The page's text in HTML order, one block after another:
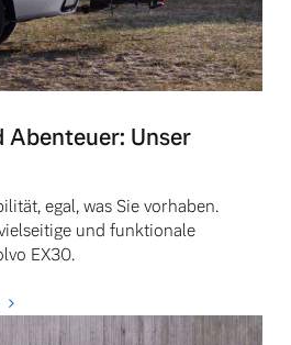
Abenteuer: Unser
egal, was Sie vorhaben.
und funktionale
EX30.